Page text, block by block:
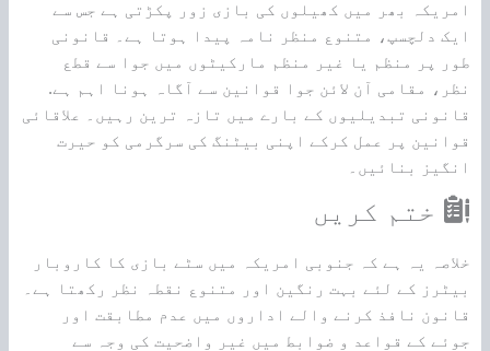
امریکہ بھر میں کھیلوں کی بازی زور پکڑتی ہے جس سے
ایک دلچسپ، متنوع منظر نامہ پیدا ہوتا ہے۔ قانونی
طور پر منظم یا غیر منظم مارکیٹوں میں جوا سے قطع
نظر، مقامی آن لائن جوا قوانین سے آگاہ ہونا اہم ہے.
قانونی تبدیلیوں کے بارے میں تازہ ترین رہیں۔ علاقائی
قوانین پر عمل کرکے اپنی بیٹنگ کی سرگرمی کو حیرت
انگیز بنائیں۔
ختم کریں
خلاصہ یہ ہے کہ جنوبی امریکہ میں سٹے بازی کا کاروبار
بیٹرز کے لئے بہت رنگین اور متنوع نقطہ نظر رکھتا ہے۔
قانون نافذ کرنے والے اداروں میں عدم مطابقت اور
جوئے کے قواعد و ضوابط میں غیر واضحیت کی وجہ سے